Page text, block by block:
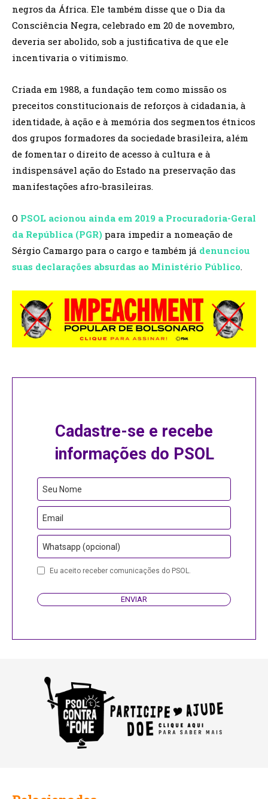
negros da África. Ele também disse que o Dia da
Consciência Negra, celebrado em 20 de novembro,
deveria ser abolido, sob a justificativa de que ele
incentivaria o vitimismo.
Criada em 1988, a fundação tem como missão os
preceitos constitucionais de reforços à cidadania, à
identidade, à ação e à memória dos segmentos étnicos
dos grupos formadores da sociedade brasileira, além
de fomentar o direito de acesso à cultura e à
indispensável ação do Estado na preservação das
manifestações afro-brasileiras.
O PSOL acionou ainda em 2019 a Procuradoria-Geral
da República (PGR) para impedir a nomeação de
Sérgio Camargo para o cargo e também já denunciou
suas declarações absurdas ao Ministério Público.
Cadastre-se e recebe
informações do PSOL
Seu Nome
Email
Whatsapp (opcional)
Eu aceito receber comunicações do PSOL.
ENVIAR